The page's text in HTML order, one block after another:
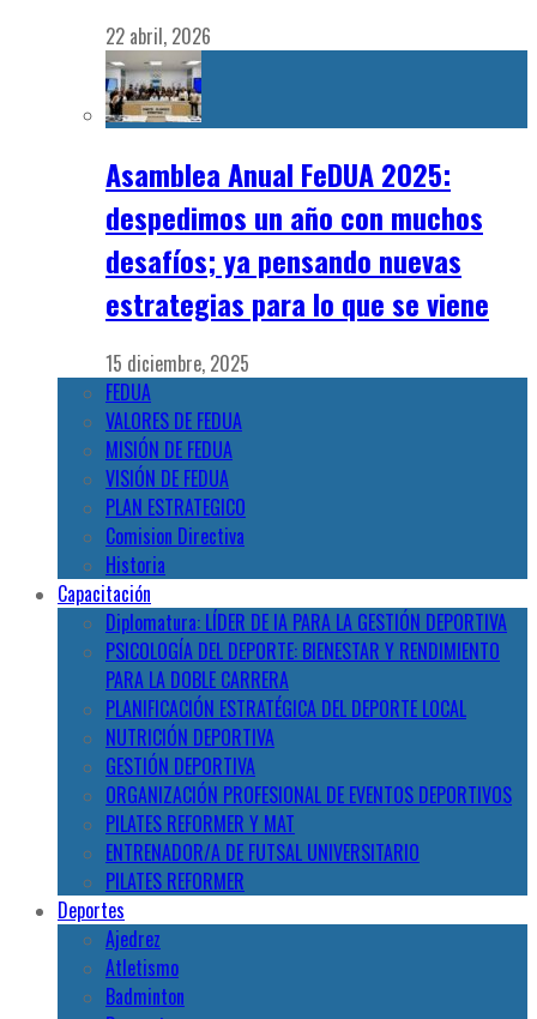
22 abril, 2026
Asamblea Anual FeDUA 2025:
despedimos un año con muchos
desafíos; ya pensando nuevas
estrategias para lo que se viene
15 diciembre, 2025
FEDUA
VALORES DE FEDUA
MISIÓN DE FEDUA
VISIÓN DE FEDUA
PLAN ESTRATEGICO
Comision Directiva
Historia
Capacitación
Diplomatura: LÍDER DE IA PARA LA GESTIÓN DEPORTIVA
PSICOLOGÍA DEL DEPORTE: BIENESTAR Y RENDIMIENTO
PARA LA DOBLE CARRERA
PLANIFICACIÓN ESTRATÉGICA DEL DEPORTE LOCAL
NUTRICIÓN DEPORTIVA
GESTIÓN DEPORTIVA
ORGANIZACIÓN PROFESIONAL DE EVENTOS DEPORTIVOS
PILATES REFORMER Y MAT
ENTRENADOR/A DE FUTSAL UNIVERSITARIO
PILATES REFORMER
Deportes
Ajedrez
Atletismo
Badminton